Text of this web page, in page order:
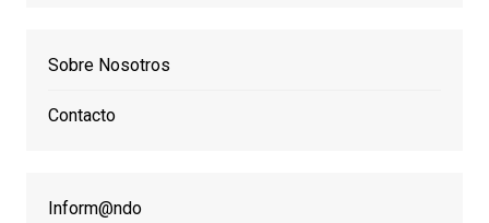
Sobre Nosotros
Contacto
Inform@ndo